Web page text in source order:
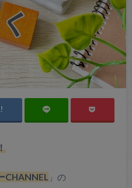
CHANNEL」の